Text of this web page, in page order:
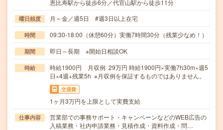
恵比寿駅から徒歩6分／代官山駅から徒歩11分
曜日頻度 月～金／週5日 #週3日以上在宅
時間 09:30-18:00（休憩60分）実働7時間30分（残業少なめ！）
期間 即日～長期 ※開始日相談OK
時給
時給1900円 月収例 29万円 時給1900円×実働7h30m×週5
日×4週+残業5h ※月収例を保証するものではありません。
交通費
1ヶ月3万円を上限として実費支給
仕事内容
営業部での事務サポート・キャンペーンなどのWEB広告の
入稿業務・社内申請業務・見積作成・資料作成・問…